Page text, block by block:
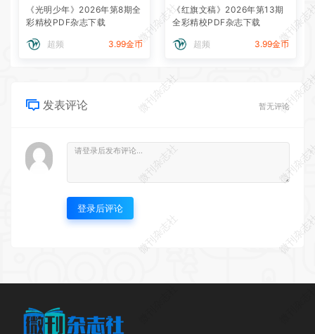
《光明少年》2026年第8期全
彩精校PDF杂志下载
超频 3.99金币
《红旗文稿》2026年第13期
全彩精校PDF杂志下载
超频 3.99金币
发表评论 暂无评论
登录后评论
微刊杂志社
微刊杂
微刊杂志社
微刊杂
微刊杂志社
微刊杂
微刊杂志社
微刊杂